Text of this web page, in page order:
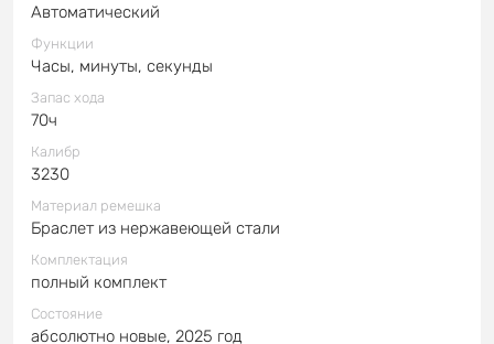
Автоматический
Функции
Часы, минуты, секунды
Запас хода
70ч
Калибр
3230
Материал ремешка
Браслет из нержавеющей стали
Комплектация
полный комплект
Состояние
абсолютно новые, 2025 год